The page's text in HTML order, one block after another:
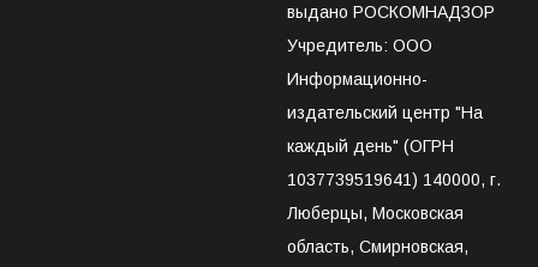
выдано РОСКОМНАДЗОР
Учредитель: ООО
Информационно-
издательский центр "На
каждый день" (ОГРН
1037739519641) 140000, г.
Люберцы, Московская
область, Смирновская,